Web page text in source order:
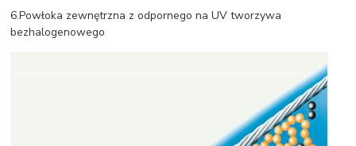
6.Powłoka zewnętrzna z odpornego na UV tworzywa
bezhalogenowego